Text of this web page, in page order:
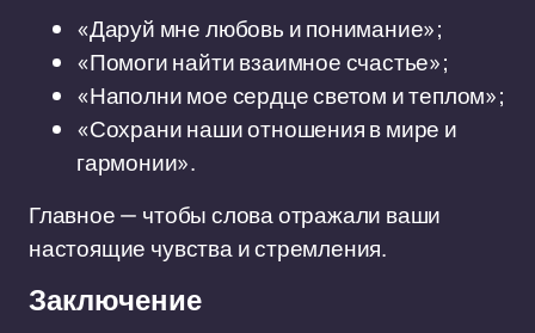
«Даруй мне любовь и понимание»;
«Помоги найти взаимное счастье»;
«Наполни мое сердце светом и теплом»;
«Сохрани наши отношения в мире и
гармонии».
Главное — чтобы слова отражали ваши
настоящие чувства и стремления.
Заключение